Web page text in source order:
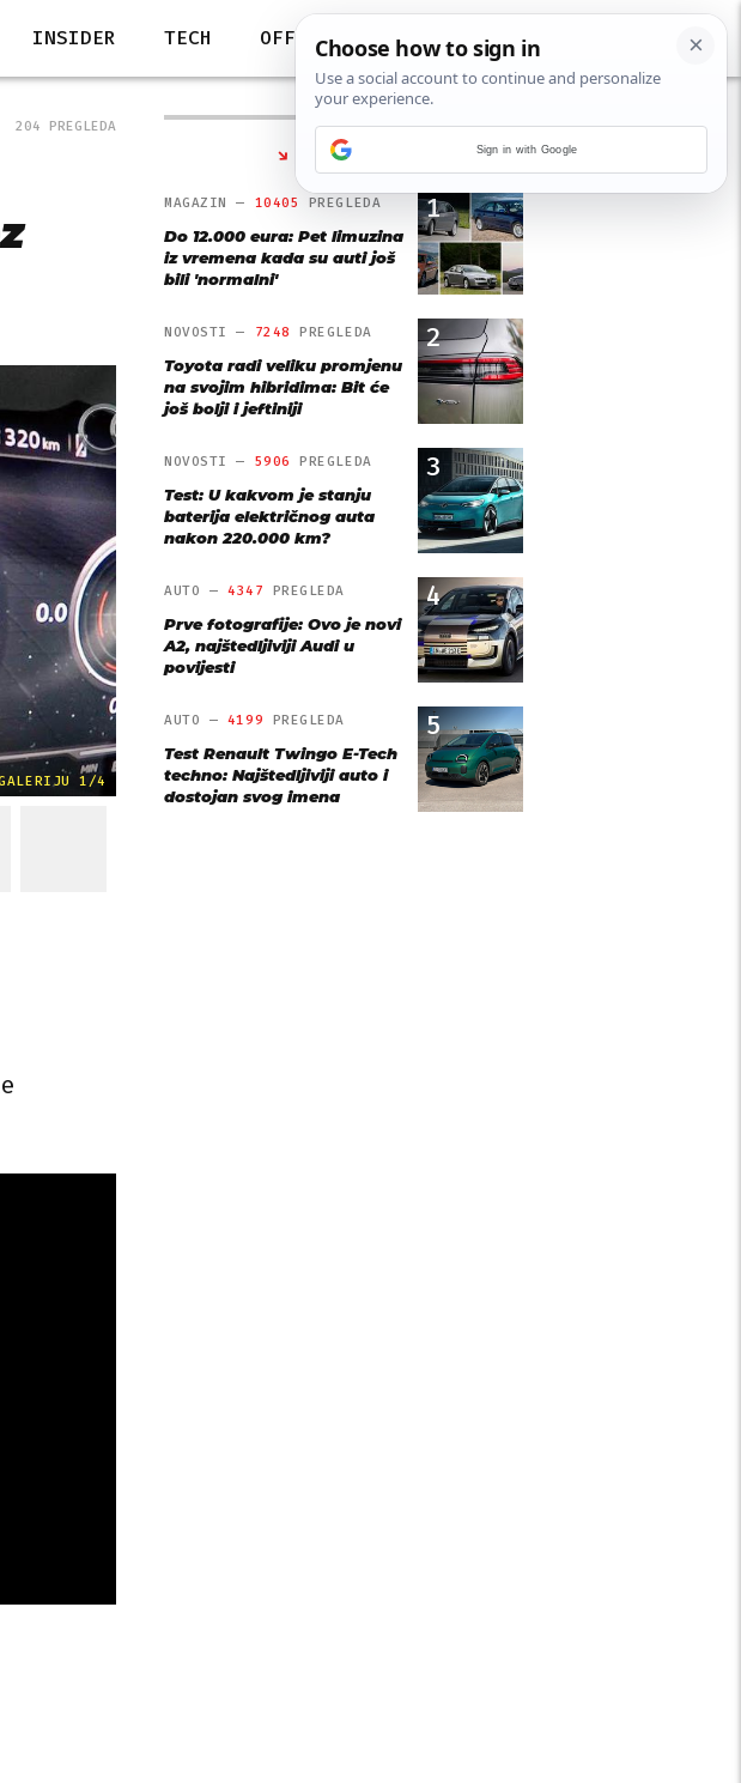
INSIDER TECH OFF
204 PREGLEDA
1/4
NAJČITANIJE
1
MAGAZIN — 10405 PREGLEDA
Do 12.000 eura: Pet limuzina
iz vremena kada su auti još
bili 'normalni'
2
NOVOSTI — 7248 PREGLEDA
Toyota radi veliku promjenu
na svojim hibridima: Bit će
još bolji i jeftiniji
3
NOVOSTI — 5906 PREGLEDA
Test: U kakvom je stanju
baterija električnog auta
nakon 220.000 km?
4
AUTO — 4347 PREGLEDA
Prve fotografije: Ovo je novi
A2, najštedljiviji Audi u
povijesti
5
AUTO — 4199 PREGLEDA
Test Renault Twingo E-Tech
techno: Najštedljiviji auto i
dostojan svog imena
Sign in with Google